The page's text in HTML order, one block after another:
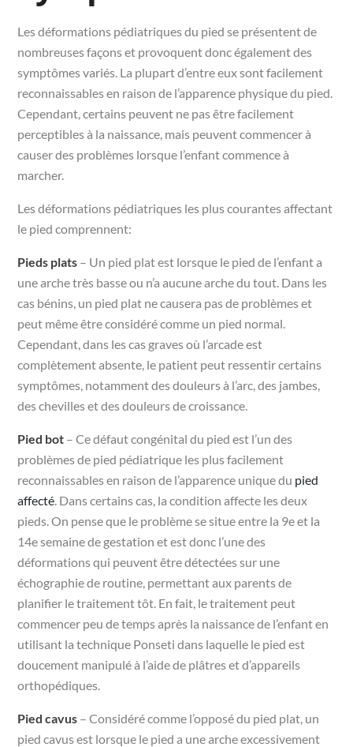
Les déformations pédiatriques du pied se présentent de
nombreuses façons et provoquent donc également des
symptômes variés. La plupart d’entre eux sont facilement
reconnaissables en raison de l’apparence physique du pied.
Cependant, certains peuvent ne pas être facilement
perceptibles à la naissance, mais peuvent commencer à
causer des problèmes lorsque l’enfant commence à
marcher.
Les déformations pédiatriques les plus courantes affectant
le pied comprennent:
Pieds plats – Un pied plat est lorsque le pied de l’enfant a
une arche très basse ou n’a aucune arche du tout. Dans les
cas bénins, un pied plat ne causera pas de problèmes et
peut même être considéré comme un pied normal.
Cependant, dans les cas graves où l’arcade est
complètement absente, le patient peut ressentir certains
symptômes, notamment des douleurs à l’arc, des jambes,
des chevilles et des douleurs de croissance.
Pied bot – Ce défaut congénital du pied est l’un des
problèmes de pied pédiatrique les plus facilement
reconnaissables en raison de l’apparence unique du pied
affecté. Dans certains cas, la condition affecte les deux
pieds. On pense que le problème se situe entre la 9e et la
14e semaine de gestation et est donc l’une des
déformations qui peuvent être détectées sur une
échographie de routine, permettant aux parents de
planifier le traitement tôt. En fait, le traitement peut
commencer peu de temps après la naissance de l’enfant en
utilisant la technique Ponseti dans laquelle le pied est
doucement manipulé à l’aide de plâtres et d’appareils
orthopédiques.
Pied cavus – Considéré comme l’opposé du pied plat, un
pied cavus est lorsque le pied a une arche excessivement